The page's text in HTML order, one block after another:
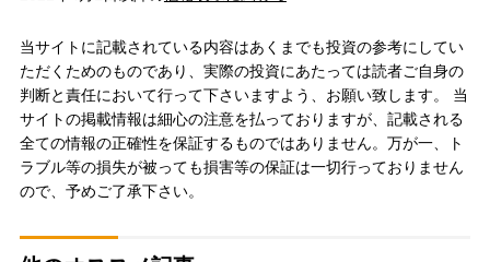
当サイトに記載されている内容はあくまでも投資の参考にしてい
ただくためのものであり、実際の投資にあたっては読者ご自身の
判断と責任において行って下さいますよう、お願い致します。 当
サイトの掲載情報は細心の注意を払っておりますが、記載される
全ての情報の正確性を保証するものではありません。万が一、ト
ラブル等の損失が被っても損害等の保証は一切行っておりません
ので、予めご了承下さい。